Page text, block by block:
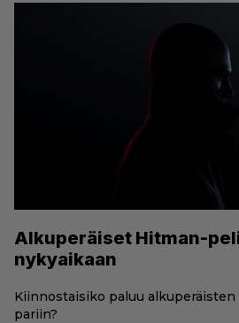
Alkuperäiset Hitman-
nykyaikaan
Kiinnostaisiko paluu
pariin?